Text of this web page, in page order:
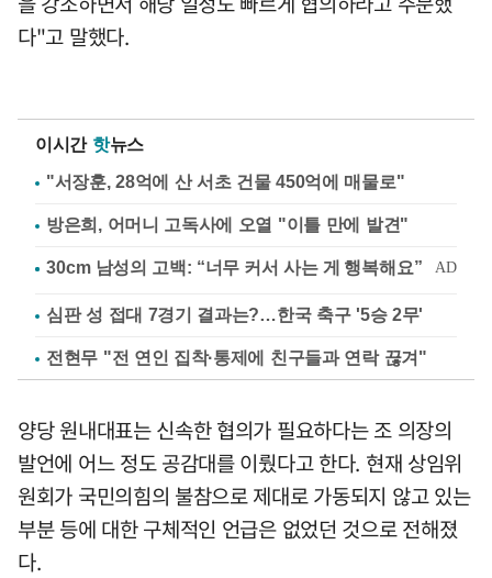
다"고 말했다.
이시간 핫뉴스
"서장훈, 28억에 산 서초 건물 450억에 매물로"
방은희, 어머니 고독사에 오열 "이틀 만에 발견"
심판 성 접대 7경기 결과는?…한국 축구 '5승 2무'
전현무 "전 연인 집착·통제에 친구들과 연락 끊겨"
양당 원내대표는 신속한 협의가 필요하다는 조 의장의
발언에 어느 정도 공감대를 이뤘다고 한다. 현재 상임위
원회가 국민의힘의 불참으로 제대로 가동되지 않고 있는
부분 등에 대한 구체적인 언급은 없었던 것으로 전해졌
다.